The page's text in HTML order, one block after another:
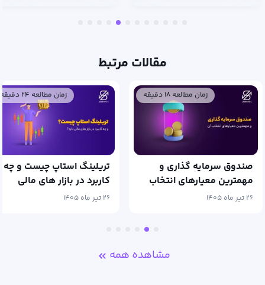
مقالات مرتبط
زمان مطالعه ۱۸ دقیقه
صندوق سرمایه گذاری و
مهمترین معیارهای انتخاب
آن
۲۶ تیر ماه ۱۴۰۵
زمان مطالعه ۲۴ دقیقه
تریلینگ استاپ چیست و چه
کاربرد در بازار های مالی
دارد؟
۲۶ تیر ماه ۱۴۰۵
مشاهده همه